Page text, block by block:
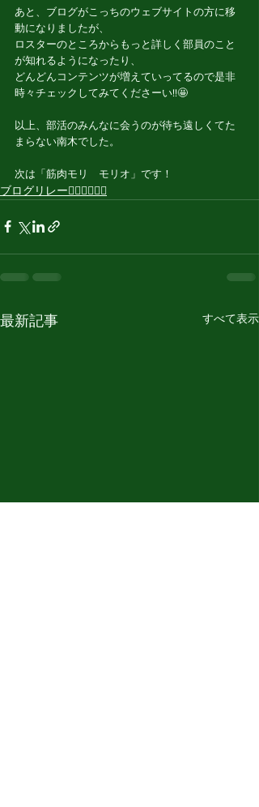
あと、ブログがこっちのウェブサイトの方に移
動になりましたが、
ロスターのところからもっと詳しく部員のこと
が知れるようになったり、
どんどんコンテンツが増えていってるので是非
時々チェックしてみてくださーい!!🤩
以上、部活のみんなに会うのが待ち遠しくてた
まらない南木でした。
次は「筋肉モリ　モリオ」です！
ブログリレー🏃🏻‍♂️🏃🏻‍♀️
最新記事 すべて表示